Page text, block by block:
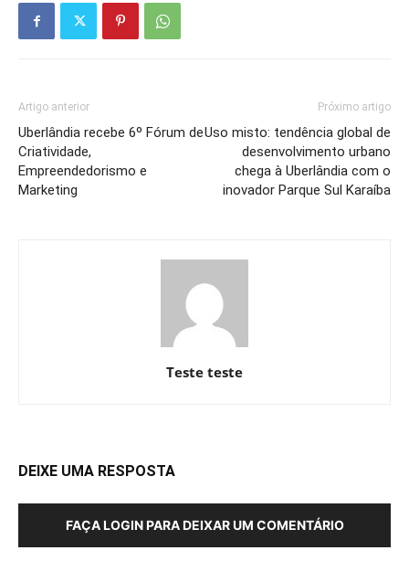
Artigo anterior
Uberlândia recebe 6º Fórum de
Criatividade,
Empreendedorismo e
Marketing
Próximo artigo
Uso misto: tendência global de
desenvolvimento urbano
chega à Uberlândia com o
inovador Parque Sul Karaíba
Teste teste
DEIXE UMA RESPOSTA
FAÇA LOGIN PARA DEIXAR UM COMENTÁRIO